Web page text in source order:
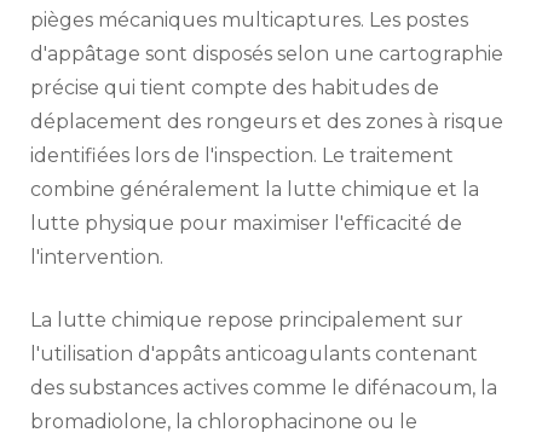
pièges mécaniques multicaptures. Les postes
d'appâtage sont disposés selon une cartographie
précise qui tient compte des habitudes de
déplacement des rongeurs et des zones à risque
identifiées lors de l'inspection. Le traitement
combine généralement la lutte chimique et la
lutte physique pour maximiser l'efficacité de
l'intervention.
La lutte chimique repose principalement sur
l'utilisation d'appâts anticoagulants contenant
des substances actives comme le difénacoum, la
bromadiolone, la chlorophacinone ou le